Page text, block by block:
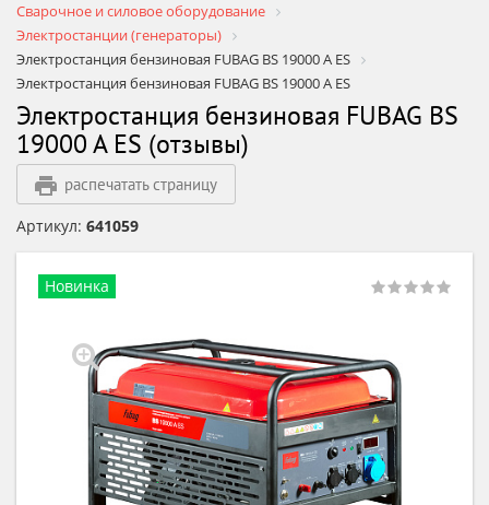
Сварочное и силовое оборудование
Электростанции (генераторы)
Электростанция бензиновая FUBAG BS 19000 A ES
Электростанция бензиновая FUBAG BS 19000 A ES
Электростанция бензиновая FUBAG BS
19000 A ES (отзывы)
распечатать страницу
Артикул: 641059
Новинка